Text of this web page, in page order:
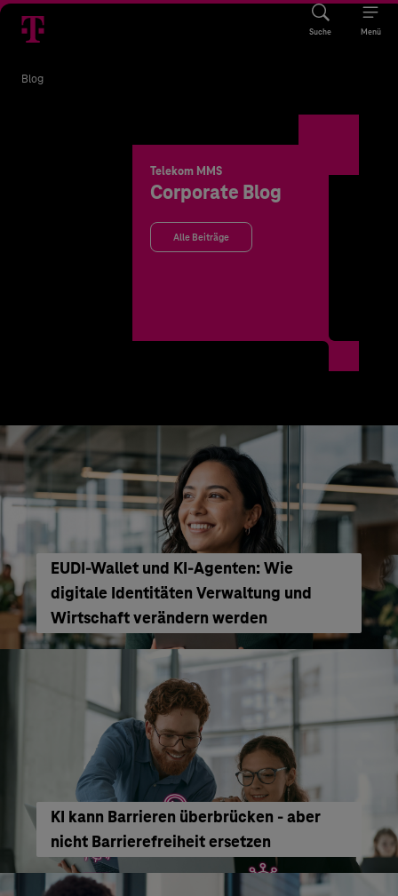
Suche Menü
Blog
Telekom MMS
Corporate Blog
Alle Beiträge
EUDI-Wallet und KI-Agenten: Wie
digitale Identitäten Verwaltung und
Wirtschaft verändern werden
KI kann Barrieren überbrücken - aber
nicht Barrierefreiheit ersetzen